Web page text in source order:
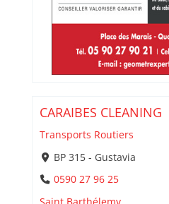
CARAIBES CLEANING
Transports Routiers
BP 315 - Gustavia
0590 27 96 25